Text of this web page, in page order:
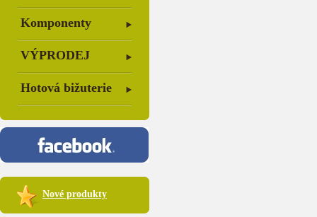
Komponenty
VÝPRODEJ
Hotová bižuterie
Nové produkty